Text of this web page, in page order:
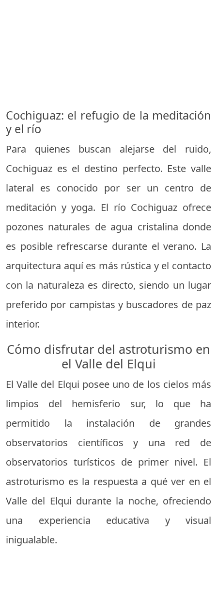
Cochiguaz: el refugio de la meditación
y el río
Para quienes buscan alejarse del ruido,
Cochiguaz es el destino perfecto. Este valle
lateral es conocido por ser un centro de
meditación y yoga. El río Cochiguaz ofrece
pozones naturales de agua cristalina donde
es posible refrescarse durante el verano. La
arquitectura aquí es más rústica y el contacto
con la naturaleza es directo, siendo un lugar
preferido por campistas y buscadores de paz
interior.
Cómo disfrutar del astroturismo en
el Valle del Elqui
El Valle del Elqui posee uno de los cielos más
limpios del hemisferio sur, lo que ha
permitido la instalación de grandes
observatorios científicos y una red de
observatorios turísticos de primer nivel. El
astroturismo es la respuesta a qué ver en el
Valle del Elqui durante la noche, ofreciendo
una experiencia educativa y visual
inigualable.